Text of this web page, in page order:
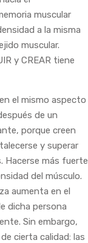
muscular
a la misma
muscular.
y CREAR tiene
el mismo aspecto
de un
porque creen
y superar
Hacerse más fuerte
del músculo.
aumenta en el
dicha persona
Sin embargo,
cierta calidad: las